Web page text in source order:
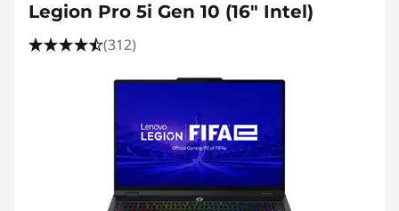
Legion Pro 5i Gen 10 (16" Intel)
(312)